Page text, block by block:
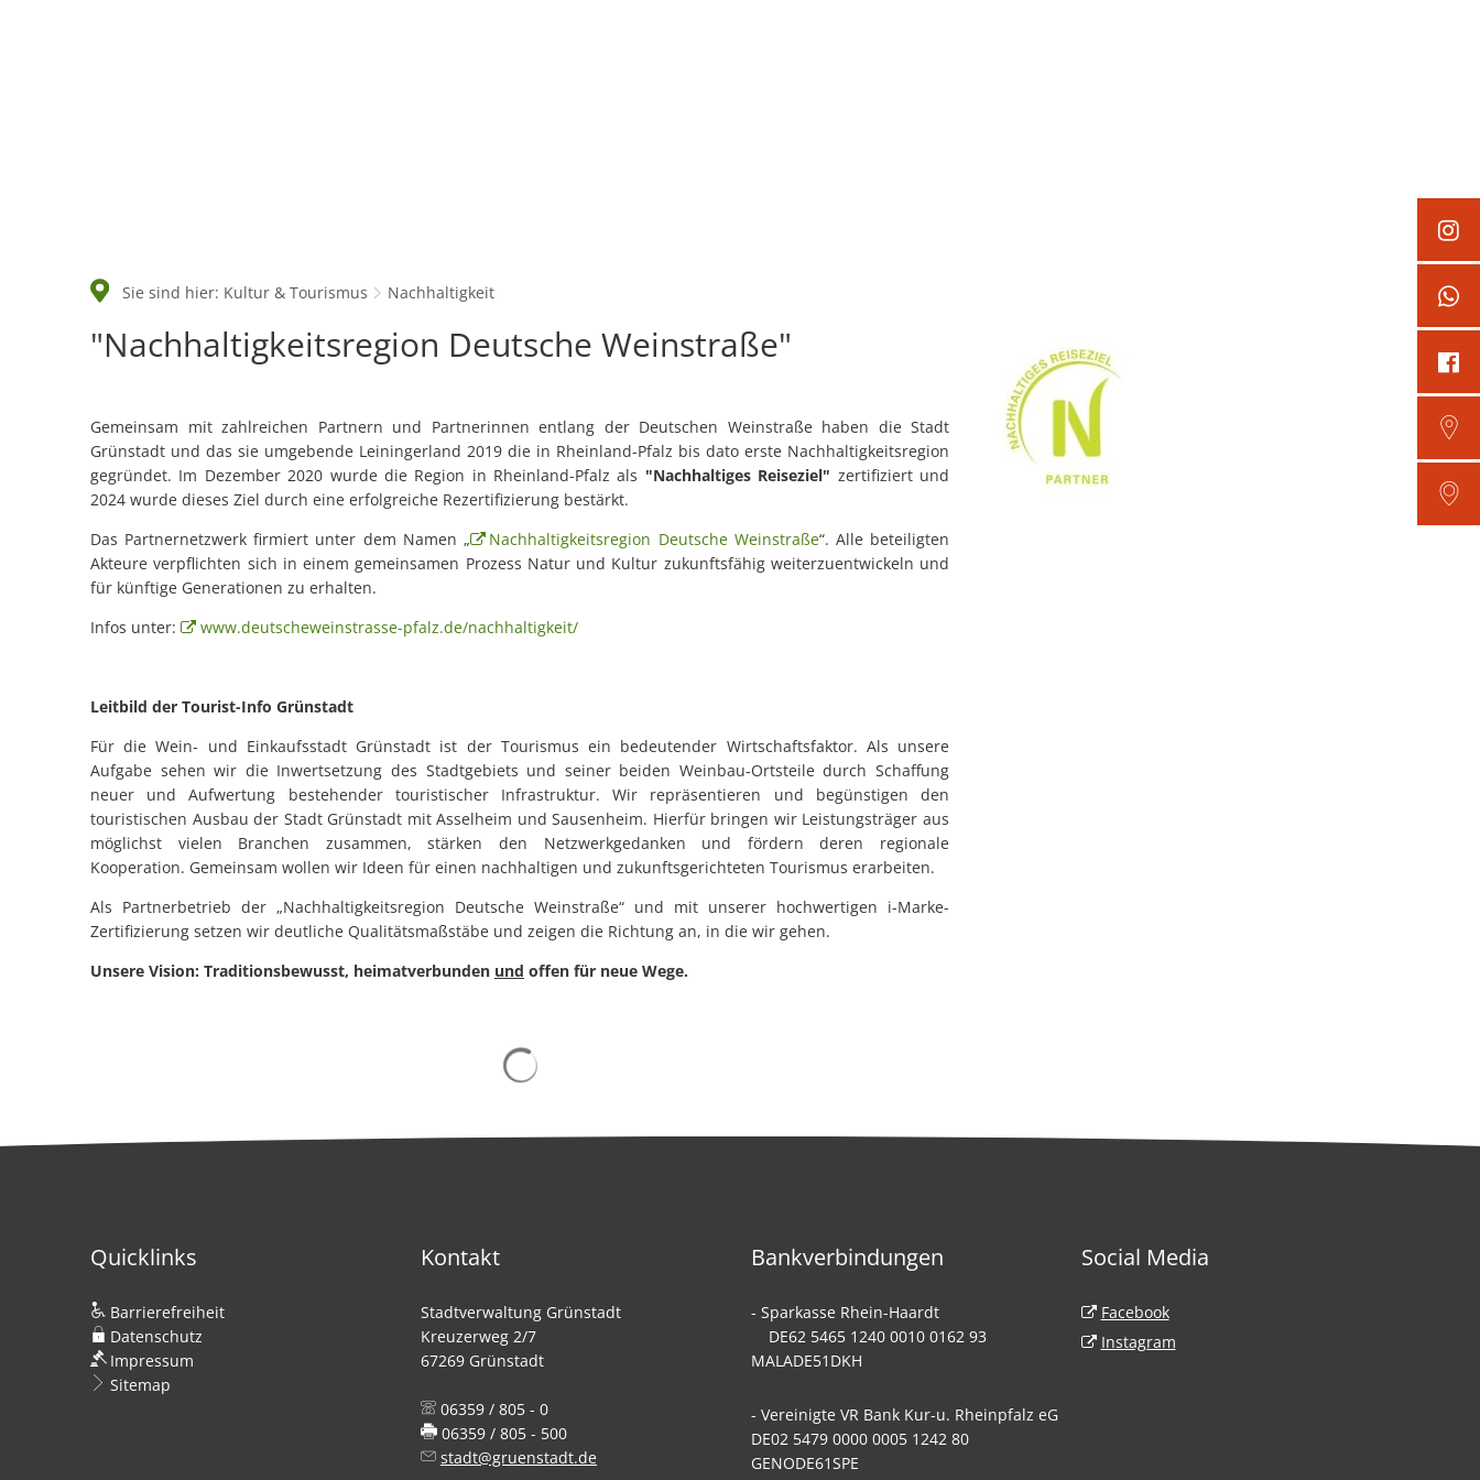
Sie sind hier: Kultur & Tourismus Nachhaltigkeit
Nachhaltigkeit
"Nachhaltigkeitsregion Deutsche Weinstraße"
Gemeinsam mit zahlreichen Partnern und Partnerinnen entlang der Deutschen Weinstraße haben die Stadt
Grünstadt und das sie umgebende Leiningerland 2019 die in Rheinland-Pfalz bis dato erste Nachhaltigkeitsregion
gegründet. Im Dezember 2020 wurde die Region in Rheinland-Pfalz als "Nachhaltiges Reiseziel" zertifiziert und
2024 wurde dieses Ziel durch eine erfolgreiche Rezertifizierung bestärkt.
Das Partnernetzwerk firmiert unter dem Namen „
Nachhaltigkeitsregion Deutsche Weinstraße“. Alle beteiligten
Akteure verpflichten sich in einem gemeinsamen Prozess Natur und Kultur zukunftsfähig weiterzuentwickeln und
für künftige Generationen zu erhalten.
Infos unter:
www.deutscheweinstrasse-pfalz.de/nachhaltigkeit/
Leitbild der Tourist-Info Grünstadt
Für die Wein‐ und Einkaufsstadt Grünstadt ist der Tourismus ein bedeutender Wirtschaftsfaktor. Als unsere
Aufgabe sehen wir die Inwertsetzung des Stadtgebiets und seiner beiden Weinbau‐Ortsteile durch Schaffung
neuer und Aufwertung bestehender touristischer Infrastruktur. Wir repräsentieren und begünstigen den
touristischen Ausbau der Stadt Grünstadt mit Asselheim und Sausenheim. Hierfür bringen wir Leistungsträger aus
möglichst vielen Branchen zusammen, stärken den Netzwerkgedanken und fördern deren regionale
Kooperation. Gemeinsam wollen wir Ideen für einen nachhaltigen und zukunftsgerichteten Tourismus erarbeiten.
Als Partnerbetrieb der „Nachhaltigkeitsregion Deutsche Weinstraße“ und mit unserer hochwertigen i-Marke-
Zertifizierung setzen wir deutliche Qualitätsmaßstäbe und zeigen die Richtung an, in die wir gehen.
Unsere Vision: Traditionsbewusst, heimatverbunden und offen für neue Wege.
Quicklinks
Barrierefreiheit
Datenschutz
Impressum
Sitemap
Kontakt
Stadtverwaltung Grünstadt
Kreuzerweg 2/7
67269 Grünstadt
06359 / 805 - 0
06359 / 805 - 500
stadt@gruenstadt.de
Bankverbindungen
- Sparkasse Rhein-Haardt
DE62 5465 1240 0010 0162 93
MALADE51DKH
- Vereinigte VR Bank Kur-u. Rheinpfalz eG
DE02 5479 0000 0005 1242 80
GENODE61SPE
Social Media
Facebook
Instagram